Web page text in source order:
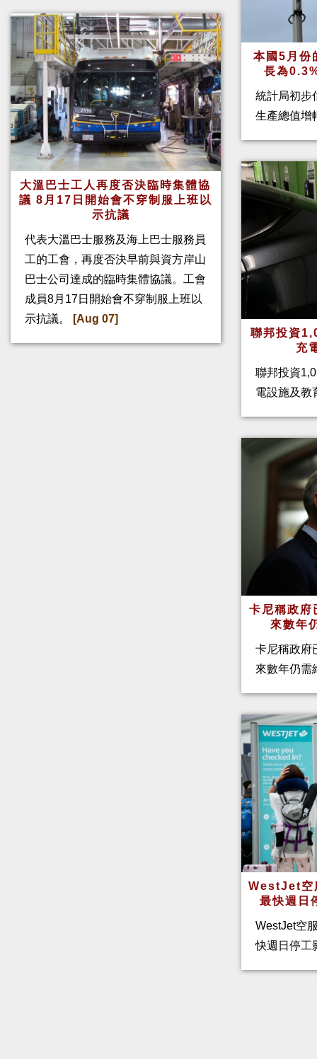
大溫巴士工人再度否決臨時集體協
議 8月17日開始會不穿制服上班以
示抗議
代表大溫巴士服務及海上巴士服務員
工的工會，再度否決早前與資方岸山
巴士公司達成的臨時集體協議。工會
成員8月17日開始會不穿制服上班以
示抗議。
[Aug 07]
本國5月份
長為
統計局初步
生產總值增
聯邦投資
充
聯邦投資
電設施及教
卡尼稱政府
來數年
卡尼稱政府
來數年仍需
WestJet空
最快週日
WestJet空
快週日停工